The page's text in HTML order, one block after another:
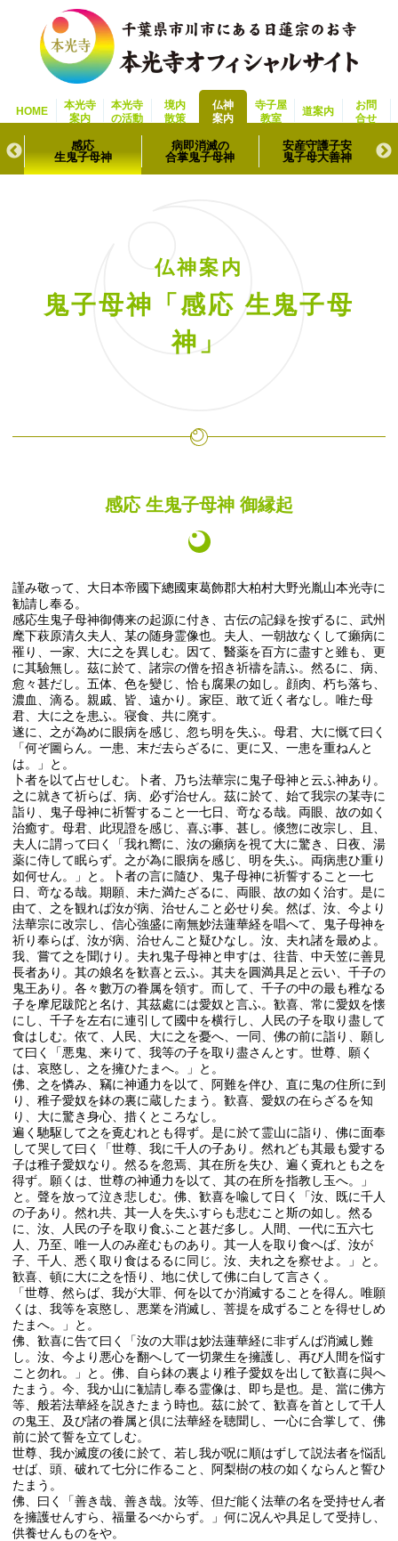
HOME
本光寺
案内
本光寺
の活動
境内
散策
仏神
案内
寺子屋
教室
道案内
お問
合せ
感応
生鬼子母神
病即消滅の
合掌鬼子母神
安産守護子安
鬼子母大善神
仏神案内
鬼子母神「感応 生鬼子母
神」
感応 生鬼子母神 御縁起
謹み敬って、大日本帝國下總國東葛飾郡大柏村大野光胤山本光寺に
勧請し奉る。
感応生鬼子母神御傳来の起源に付き、古伝の記録を按ずるに、武州
麾下萩原清久夫人、某の随身霊像也。夫人、一朝故なくして癩病に
罹り、一家、大に之を異しむ。因て、醫薬を百方に盡すと雖も、更
に其驗無し。茲に於て、諸宗の僧を招き祈禱を請ふ。然るに、病、
愈々甚だし。五体、色を變じ、恰も腐果の如し。顔肉、朽ち落ち、
濃血、滴る。親戚、皆、遠かり。家臣、敢て近く者なし。唯た母
君、大に之を患ふ。寝食、共に廃す。
遂に、之が為めに眼病を感じ、忽ち明を失ふ。母君、大に慨て曰く
「何ぞ圖らん。一患、末だ去らざるに、更に又、一患を重ねんと
は。」と。
卜者を以て占せしむ。卜者、乃ち法華宗に鬼子母神と云ふ神あり。
之に就きて祈らば、病、必ず治せん。茲に於て、始て我宗の某寺に
詣り、鬼子母神に祈誓すること一七日、竒なる哉。両眼、故の如く
治癒す。母君、此現證を感じ、喜ぶ事、甚し。倐惣に改宗し、且、
夫人に謂って曰く「我れ嚮に、汝の癩病を視て大に驚き、日夜、湯
薬に侍して眠らず。之が為に眼病を感じ、明を失ふ。両病患ひ重り
如何せん。」と。卜者の言に隨ひ、鬼子母神に祈誓すること一七
日、竒なる哉。期願、未た満たざるに、両眼、故の如く治す。是に
由て、之を観れば汝が病、治せんこと必せり矣。然ば、汝、今より
法華宗に改宗し、信心強盛に南無妙法蓮華経を唱へて、鬼子母神を
祈り奉らば、汝が病、治せんこと疑ひなし。汝、夫れ諸を最めよ。
我、嘗て之を聞けり。夫れ鬼子母神と申すは、往昔、中天笠に善見
長者あり。其の娘名を歓喜と云ふ。其夫を圓満具足と云い、千子の
鬼王あり。各々數万の眷属を領す。而して、千子の中の最も稚なる
子を摩尼跋陀と名け、其茲處には愛奴と言ふ。歓喜、常に愛奴を懐
にし、千子を左右に連引して國中を横行し、人民の子を取り盡して
食はしむ。依て、人民、大に之を憂へ、一同、佛の前に詣り、願し
て曰く「悪鬼、来りて、我等の子を取り盡さんとす。世尊、願く
は、哀愍し、之を擁ひたまへ。」と。
佛、之を憐み、竊に神通力を以て、阿難を伴ひ、直に鬼の住所に到
り、稚子愛奴を鉢の裏に蔵したまう。歓喜、愛奴の在らざるを知
り、大に驚き身心、措くところなし。
遍く馳駆して之を覔むれとも得ず。是に於て霊山に詣り、佛に面奉
して哭して曰く「世尊、我に千人の子あり。然れども其最も愛する
子は稚子愛奴なり。然るを忽焉、其在所を失ひ、遍く覔れとも之を
得ず。願くは、世尊の神通力を以て、其の在所を指教し玉へ。」
と。聲を放って泣き悲しむ。佛、歓喜を喩して日く「汝、既に千人
の子あり。然れ共、其一人を失ふすらも悲むこと斯の如し。然る
に、汝、人民の子を取り食ふこと甚だ多し。人間、一代に五六七
人、乃至、唯一人のみ産むものあり。其一人を取り食へば、汝が
子、千人、悉く取り食はるるに同じ。汝、夫れ之を察せよ。」と。
歓喜、頓に大に之を悟り、地に伏して佛に白して言さく。
「世尊、然らば、我が大罪、何を以てか消滅することを得ん。唯願
くは、我等を哀愍し、悪業を消滅し、菩提を成ずることを得せしめ
たまへ。」と。
佛、歓喜に告て曰く「汝の大罪は妙法蓮華経に非ずんば消滅し難
し。汝、今より悪心を翻へして一切衆生を擁護し、再び人間を悩す
こと勿れ。」と。佛、自ら鉢の裏より稚子愛奴を出して歓喜に與へ
たまう。今、我か山に勧請し奉る霊像は、即ち是也。是、當に佛方
等、般若法華経を説きたまう時也。茲に於て、歓喜を首として千人
の鬼王、及び諸の眷属と倶に法華経を聴聞し、一心に合掌して、佛
前に於て誓を立てしむ。
世尊、我か滅度の後に於て、若し我が呪に順はずして説法者を悩乱
せば、頭、破れて七分に作ること、阿梨樹の枝の如くならんと誓ひ
たまう。
佛、曰く「善き哉、善き哉。汝等、但だ能く法華の名を受持せん者
を擁護せんすら、福量るべからず。」何に况んや具足して受持し、
供養せんものをや。